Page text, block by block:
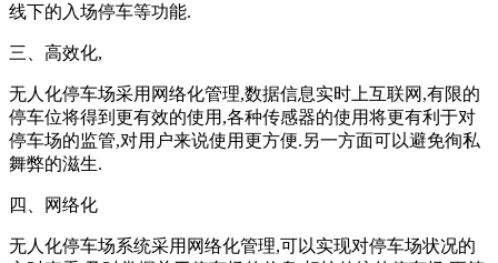
线下的入场停车等功能.
三、高效化,
无人化停车场采用网络化管理,数据信息实时上互联网,有限的
停车位将得到更有效的使用,各种传感器的使用将更有利于对
停车场的监管,对用户来说使用更方便.另一方面可以避免徇私
舞弊的滋生.
四、网络化
无人化停车场系统采用网络化管理,可以实现对停车场状况的